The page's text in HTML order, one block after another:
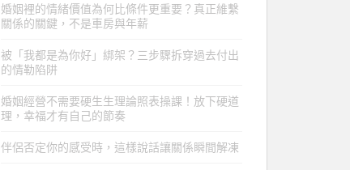
婚姻裡的情緒價值為何比條件更重要？真正維繫
關係的關鍵，不是車房與年薪
被「我都是為你好」綁架？三步驟拆穿過去付出
的情勒陷阱
婚姻經營不需要硬生生理論照表操課！放下硬道
理，幸福才有自己的節奏
伴侶否定你的感受時，這樣說話讓關係瞬間解凍